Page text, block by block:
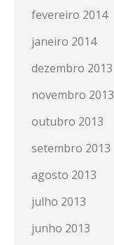
fevereiro 2014
janeiro 2014
dezembro 2013
novembro 2013
outubro 2013
setembro 2013
agosto 2013
julho 2013
junho 2013